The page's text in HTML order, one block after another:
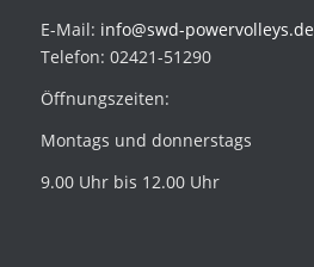
E-Mail: info@swd-powervolleys.de
Telefon: 02421-51290
Öffnungszeiten:
Montags und donnerstags
9.00 Uhr bis 12.00 Uhr